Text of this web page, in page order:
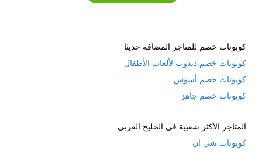
كوبونات خصم للمتاجر المضافة حديثا
كوبونات خصم دبدوب لألعاب الأطفال
كوبونات خصم أسوس
كوبونات خصم جاهز
المتاجر الأكثر شعبية في الخليج العربي
كوبونات شي ان